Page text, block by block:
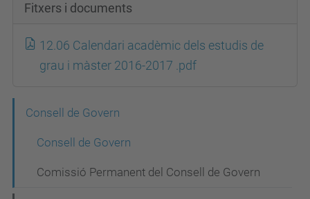
Fitxers i documents
12.06 Calendari acadèmic dels estudis de
grau i màster 2016-2017 .pdf
e
Consell de Govern
Consell de Govern
Comissió Permanent del Consell de Govern